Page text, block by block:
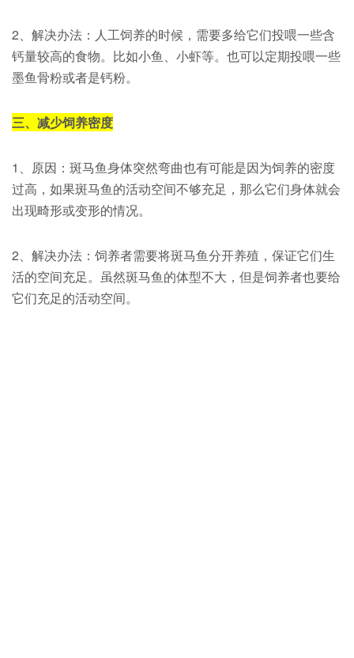
2、解决办法：人工饲养的时候，需要多给它们投喂一些含
钙量较高的食物。比如小鱼、小虾等。也可以定期投喂一些
墨鱼骨粉或者是钙粉。
三、减少饲养密度
1、原因：斑马鱼身体突然弯曲也有可能是因为饲养的密度
过高，如果斑马鱼的活动空间不够充足，那么它们身体就会
出现畸形或变形的情况。
2、解决办法：饲养者需要将斑马鱼分开养殖，保证它们生
活的空间充足。虽然斑马鱼的体型不大，但是饲养者也要给
它们充足的活动空间。